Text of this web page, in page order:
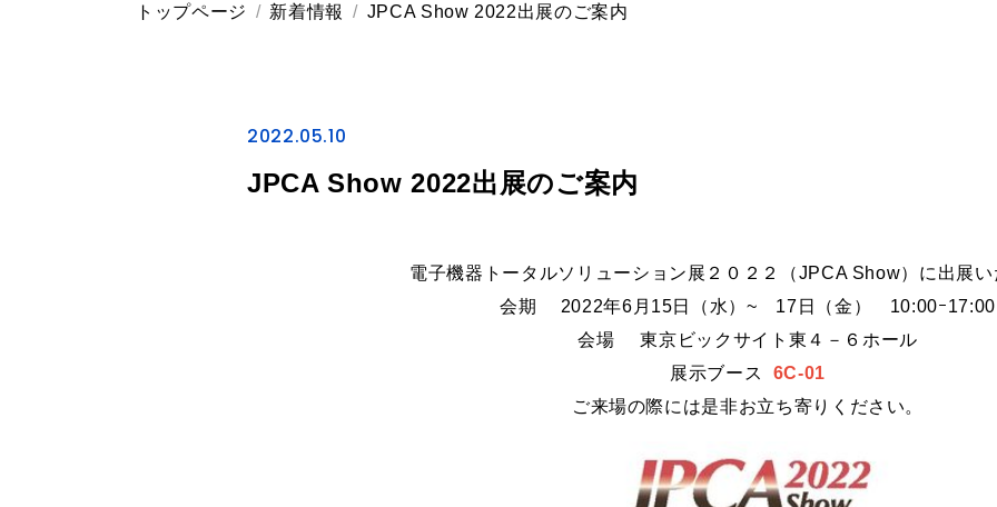
トップページ 新着情報 JPCA Show 2022出展のご案内
2022.05.10
JPCA Show 2022出展のご案内
電子機器トータルソリューション展２０２２（JPCA Show）に出展い
会期 2022年6月15日（水）~ 17日（金） 10:00ｰ17:00
会場 東京ビックサイト東４－６ホール
展示ブース 6C-01
ご来場の際には是非お立ち寄りください。